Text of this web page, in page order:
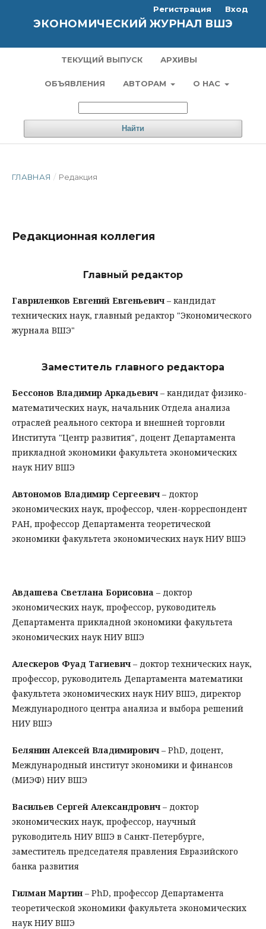
ЭКОНОМИЧЕСКИЙ ЖУРНАЛ ВШЭ
ТЕКУЩИЙ ВЫПУСК АРХИВЫ
ОБЪЯВЛЕНИЯ АВТОРАМ О НАС
Найти
Регистрация Вход
ГЛАВНАЯ / Редакция
Редакционная коллегия
Главный редактор
Гавриленков Евгений Евгеньевич – кандидат
технических наук, главный редактор "Экономического
журнала ВШЭ"
Заместитель главного редактора
Бессонов Владимир Аркадьевич – кандидат физико-
математических наук, начальник Отдела анализа
отраслей реального сектора и внешней торговли
Института "Центр развития", доцент Департамента
прикладной экономики факультета экономических
наук НИУ ВШЭ
Автономов Владимир Сергеевич – доктор
экономических наук, профессор, член-корреспондент
РАН, профессор Департамента теоретической
экономики факультета экономических наук НИУ ВШЭ
Авдашева Светлана Борисовна – доктор
экономических наук, профессор, руководитель
Департамента прикладной экономики факультета
экономических наук НИУ ВШЭ
Алескеров Фуад Тагиевич – доктор технических наук,
профессор, руководитель Департамента математики
факультета экономических наук НИУ ВШЭ, директор
Международного центра анализа и выбора решений
НИУ ВШЭ
Белянин Алексей Владимирович – PhD, доцент,
Международный институт экономики и финансов
(МИЭФ) НИУ ВШЭ
Васильев Сергей Александрович – доктор
экономических наук, профессор, научный
руководитель НИУ ВШЭ в Санкт-Петербурге,
заместитель председателя правления Евразийского
банка развития
Гилман Мартин– PhD, профессор Департамента
теоретической экономики факультета экономических
наук НИУ ВШЭ